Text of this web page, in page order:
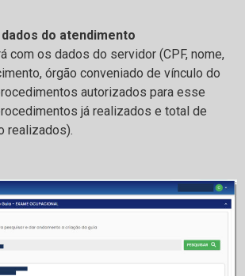
do atendimento
com os dados do servidor (CPF, nome,
órgão conveniado de vínculo do
autorizados para esse
já realizados e total de
realizados).